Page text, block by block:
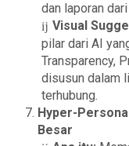
dan laporan
Visual
pilar dari AI
Transparency,
disusun dalam
terhubung.
Hyper-
Besar